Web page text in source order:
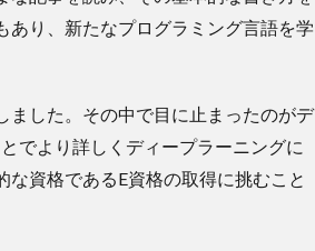
あり、新たなプログラミング言語を学
ました。その中で目に止まったのがデ
でより詳しくディープラーニングに
資格であるE資格の取得に挑むこと